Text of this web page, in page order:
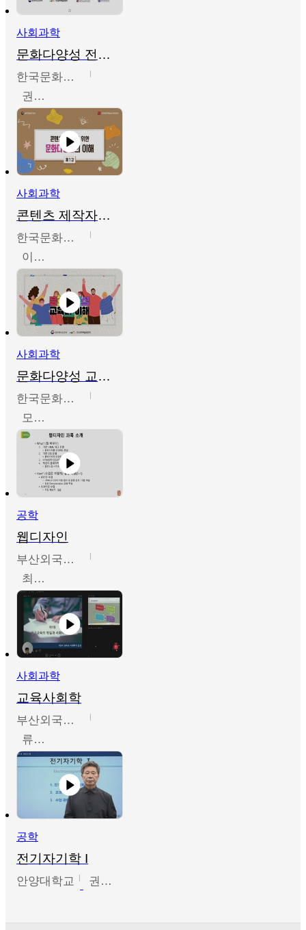
사회과학
문화다양성 전문인력 양성 기본과정 - 문화다양성의 이해
한국문화예술교육진흥원
권숙인 외 8명
사회과학
콘텐츠 제작자를 위한 문화다양성의 이해
한국문화예술교육진흥원
이성민
사회과학
문화다양성 교육의 이해
한국문화예술교육진흥원
모경환,성상환,정문성
공학
웹디자인
부산외국어대학교
최진오
사회과학
교육사회학
부산외국어대학교
류영철
공학
전기자기학 I
안양대학교 권원현